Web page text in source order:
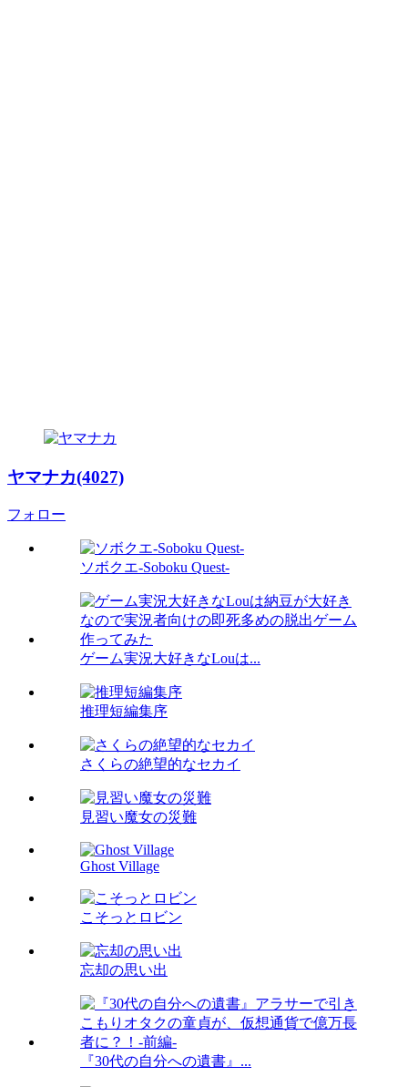
ヤマナカ(4027)
フォロー
ソボクエ-Soboku Quest-
ゲーム実況大好きなLouは...
推理短編集序
さくらの絶望的なセカイ
見習い魔女の災難
Ghost Village
こそっとロビン
忘却の思い出
『30代の自分への遺書』...